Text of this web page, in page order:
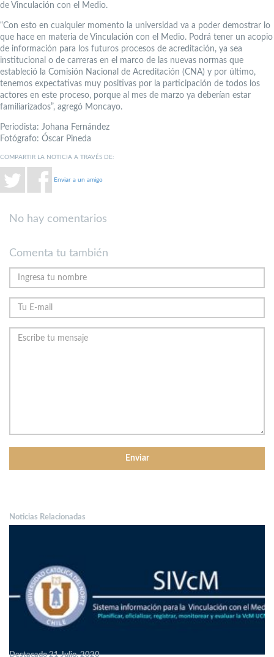
de Vinculación con el Medio.
“Con esto en cualquier momento la universidad va a poder demostrar lo
que hace en materia de Vinculación con el Medio. Podrá tener un acopio
de información para los futuros procesos de acreditación, ya sea
institucional o de carreras en el marco de las nuevas normas que
estableció la Comisión Nacional de Acreditación (CNA) y por último,
tenemos expectativas muy positivas por la participación de todos los
actores en este proceso, porque al mes de marzo ya deberían estar
familiarizados”, agregó Moncayo.
Periodista: Johana Fernández
Fotógrafo: Óscar Pineda
COMPARTIR LA NOTICIA A TRAVÉS DE:
Enviar a un amigo
No hay comentarios
Comenta tu también
Noticias Relacionadas
Destacado 21 Julio, 2020